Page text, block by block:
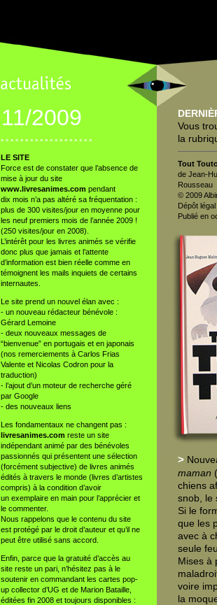
11/2009
° ° ° ° ° ° ° ° ° ° ° ° ° ° ° ° ° ° °
LE SITE
Force est de constater que l’absence de
mise à jour du site
www.livresanimes.compendant
dix mois n’a pas altéré sa fréquentation :
plus de 300 visites/jour en moyenne pour
les neuf premiers mois de l’année 2009 !
(250 visites/jour en 2008).
L’intérêt pour les livres animés se vérifie
donc plus que jamais et l’attente
d’information est bien réelle comme en
témoignent les mails inquiets de certains
internautes.
Le site prend un nouvel élan avec :
- un nouveau rédacteur bénévole :
Gérard Lemoine
- deux nouveaux messages de
“bienvenue” en portugais et en japonais
(nos remerciements à Carlos Frias
Valente et Nicolas Codron pour la
traduction)
- l’ajout d’un moteur de recherche géré
par Google
- des nouveaux liens
Les fondamentaux ne changent pas :
livresanimes.comreste un site
indépendant animé par des bénévoles
passionnés qui présentent une sélection
(forcément subjective) de livres animés
édités à travers le monde (livres d’artistes
compris) à la condition d’avoir
un exemplaire en main pour l’apprécier et
le commenter.
Nous rappelons que le contenu du site
est protégé par le droit d’auteur et qu’il ne
peut être utilisé sans accord.
Enfin, parce que la gratuité d’accès au
site reste un pari, n’hésitez pas à le
soutenir en commandant les cartes pop-
up collector d’UG et de Marion Bataille,
éditées fin 2008 et toujours disponibles :
Vous
la
Tout
de Jean-
Rousseau
© 2009
Dépôt
Publié en
>
maman
chiens
snob, le
Si le
que les
avec à
seule
Mises à
voire
la